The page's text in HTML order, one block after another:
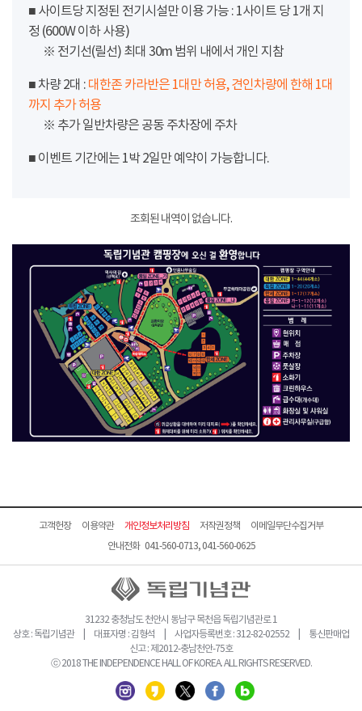
■ 사이트당 지정된 전기시설만 이용 가능 : 1사이트 당 1개 지
정 (600W 이하 사용)
※ 전기선(릴선) 최대 30m 범위 내에서 개인 지참
■ 차량 2대 : 대한존 카라반은 1대만 허용, 견인차량에 한해 1대
까지 추가 허용
※ 추가 일반차량은 공동 주차장에 주차
■ 이벤트 기간에는 1박 2일만 예약이 가능합니다.
조회된 내역이 없습니다.
고객헌장 이용약관 개인정보처리방침 저작권정책
이메일무단수집거부
안내전화 041-560-0713, 041-560-0625
31232 충청남도 천안시 동남구 목천읍 독립기념관로 1
상호 : 독립기념관 | 대표자명 : 김형석 | 사업자등록번호 : 312-82-02552 | 통신판매업
신고 : 제2012-충남천안-75호
ⓒ 2018 THE INDEPENDENCE HALL OF KOREA. ALL RIGHTS RESERVED.